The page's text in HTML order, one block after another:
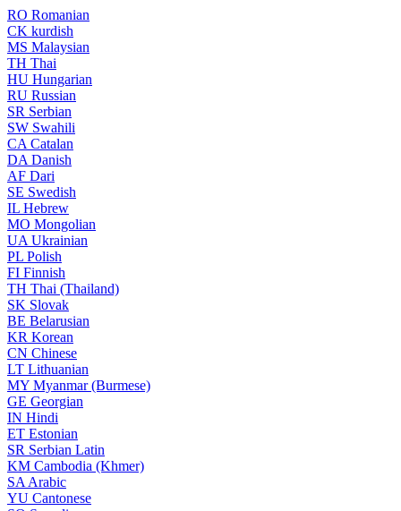
RO Romanian
CK kurdish
MS Malaysian
TH Thai
HU Hungarian
RU Russian
SR Serbian
SW Swahili
CA Catalan
DA Danish
AF Dari
SE Swedish
IL Hebrew
MO Mongolian
UA Ukrainian
PL Polish
FI Finnish
TH Thai (Thailand)
SK Slovak
BE Belarusian
KR Korean
CN Chinese
LT Lithuanian
MY Myanmar (Burmese)
GE Georgian
IN Hindi
ET Estonian
SR Serbian Latin
KM Cambodia (Khmer)
SA Arabic
YU Cantonese